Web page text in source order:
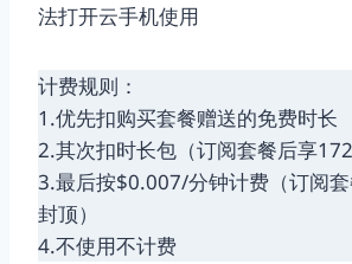
法打开云手机使用
计费规则：
1.优先扣购买套餐赠送的免费时长
2.其次扣时长包（订阅套餐后享172
3.最后按$0.007/分钟计费（订阅
封顶）
4.不使用不计费